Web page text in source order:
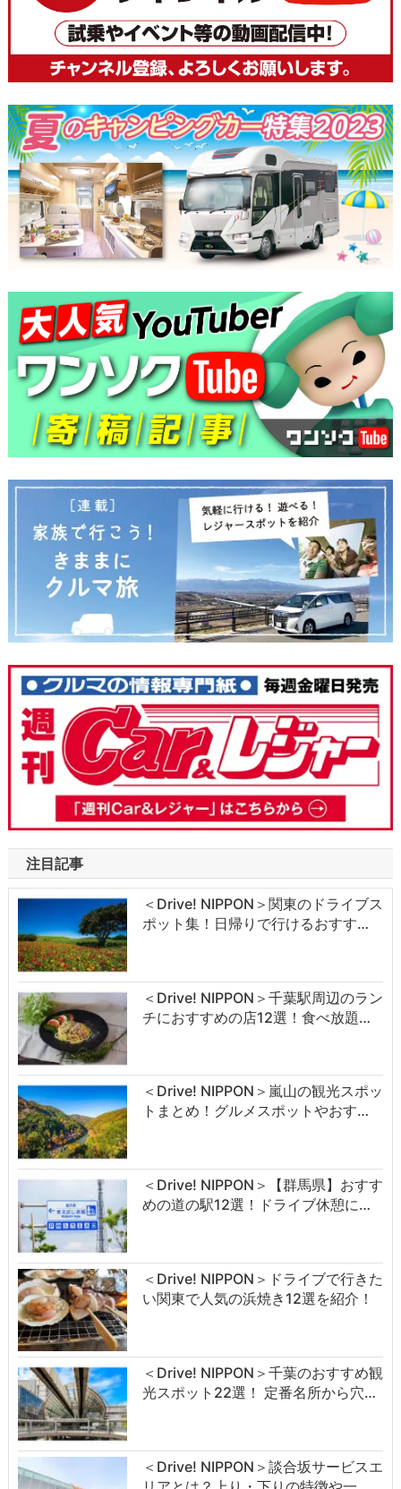
注目記事
＜Drive! NIPPON＞関東のドライブス
ポット集！日帰りで行けるおすす…
＜Drive! NIPPON＞千葉駅周辺のラン
チにおすすめの店12選！食べ放題…
＜Drive! NIPPON＞嵐山の観光スポッ
トまとめ！グルメスポットやおす…
＜Drive! NIPPON＞【群馬県】おすす
めの道の駅12選！ドライブ休憩に…
＜Drive! NIPPON＞ドライブで行きた
い関東で人気の浜焼き12選を紹介！
＜Drive! NIPPON＞千葉のおすすめ観
光スポット22選！ 定番名所から穴…
＜Drive! NIPPON＞談合坂サービスエ